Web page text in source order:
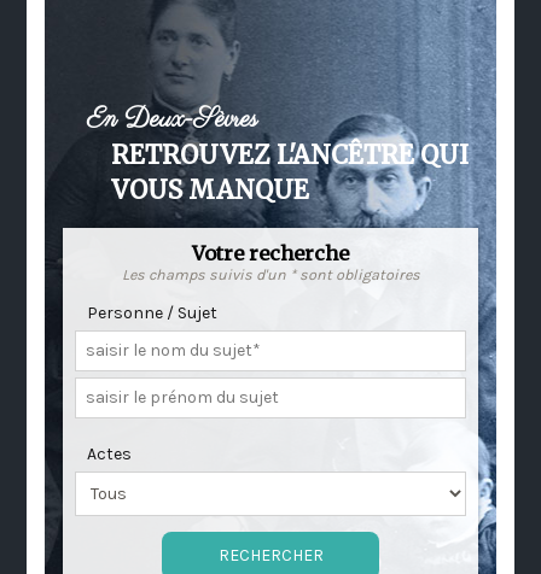
En Deux-Sèvres
RETROUVEZ L'ANCÊTRE QUI
VOUS MANQUE
Votre recherche
Les champs suivis d'un * sont obligatoires
Personne / Sujet
Actes